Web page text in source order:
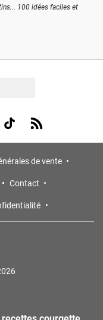
100 idées faciles et
on Youtube
Visit us on Tiktok
Visit us on Rss
de vente
Contact